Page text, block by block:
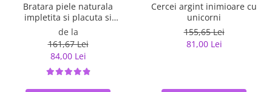
Bratara piele naturala
impletita si placuta si
inchizatoare din inox
de la
161,67 Lei
84,00 Lei
Cercei argint inimioare cu
unicorni
155,65 Lei
81,00 Lei